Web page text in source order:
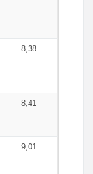
8,38
8,41
9,01